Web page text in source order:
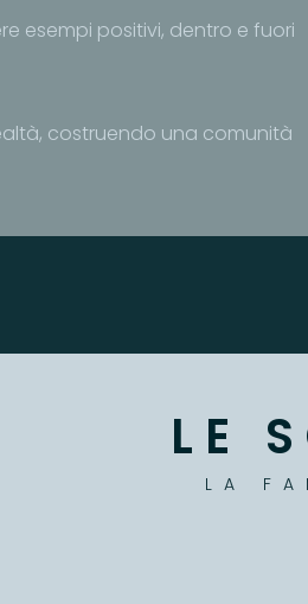
esempi positivi, dentro e fuori
costruendo una comunità
LE
LA